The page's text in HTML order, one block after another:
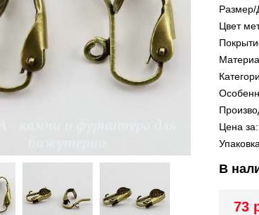
Размер/
Цвет
Цена за:
В
73